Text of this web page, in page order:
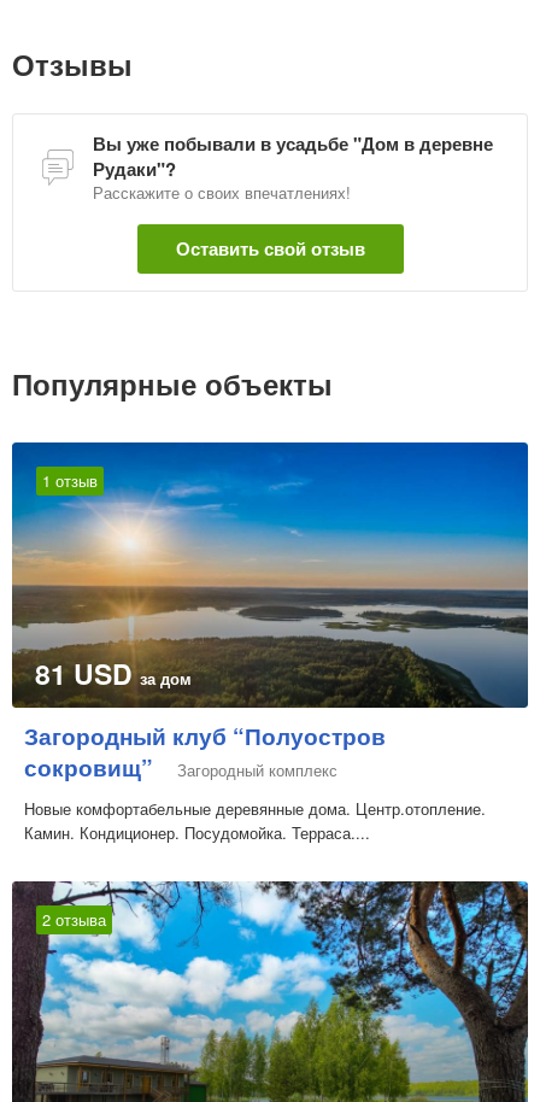
Отзывы
Вы уже побывали в усадьбе "Дом в деревне
Рудаки"?
Расскажите о своих впечатлениях!
Оставить свой отзыв
Популярные объекты
1 отзыв
81 USDза дом
Загородный клуб “Полуостров
сокровищ”
Загородный комплекс
Новые комфортабельные деревянные дома. Центр.отопление.
Камин. Кондиционер. Посудомойка. Терраса....
2 отзыва